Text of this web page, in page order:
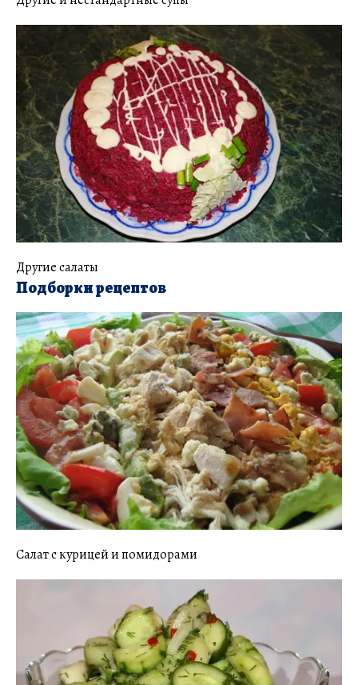
Другие салаты
Подборки рецептов
Салат с курицей и помидорами